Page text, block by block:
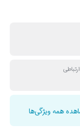
همه ویژگی‌ها